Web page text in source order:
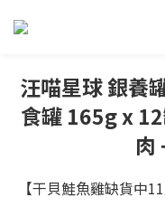
汪喵星球 銀養
食罐 165g x
肉
【干貝鮭魚雞缺貨中